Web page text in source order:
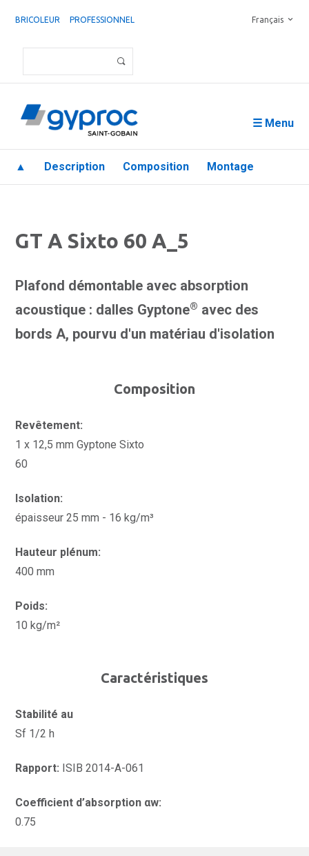
BRICOLEUR PROFESSIONNEL Français
☰ Menu
▲ Description Composition Montage
GT A Sixto 60 A_5
Plafond démontable avec absorption
acoustique : dalles Gyptone® avec des
bords A, pourvu d'un matériau d'isolation
Composition
Revêtement:
1 x 12,5 mm Gyptone Sixto
60
Isolation:
épaisseur 25 mm - 16 kg/m³
Hauteur plénum:
400 mm
Poids:
10 kg/m²
Caractéristiques
Stabilité au
Sf 1/2 h
Rapport: ISIB 2014-A-061
Coefficient d’absorption αw:
0.75